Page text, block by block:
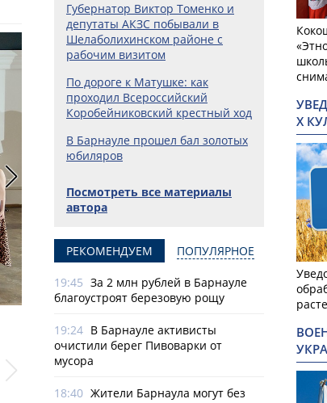
Губернатор Виктор Томенко и
депутаты АКЗС побывали в
Шелаболихинском районе с
рабочим визитом
По дороге к Матушке: как
проходил Всероссийский
Коробейниковский крестный ход
В Барнауле прошел бал золотых
юбиляров
Посмотреть все материалы
автора
РЕКОМЕНДУЕМ ПОПУЛЯРНОЕ
19:45 За 2 млн рублей в Барнауле
благоустроят березовую рощу
19:24 В Барнауле активисты
очистили берег Пивоварки от
мусора
18:40 Жители Барнаула могут без
Х